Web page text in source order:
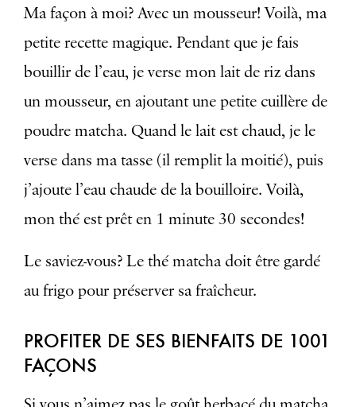
Ma façon à moi?Avec un mousseur!Voilà, ma
petite recette magique. Pendant que je fais
bouillir de l’eau, je verse mon lait de riz dans
un mousseur, en ajoutant une petite cuillère de
poudre matcha. Quand le lait est chaud, je le
verse dans ma tasse (il remplit la moitié), puis
j’ajoute l’eau chaude de la bouilloire. Voilà,
mon thé est prêt en 1 minute 30 secondes!
Le saviez-vous? Le thé matcha doit être gardé
au frigo pour préserver sa fraîcheur.
PROFITER DE SES BIENFAITS DE 1001
FAÇONS